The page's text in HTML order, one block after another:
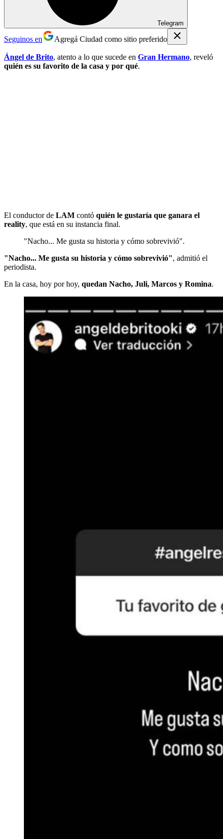
Telegram
Seguinos en Agregá Ciudad como sitio preferido
Ángel de Brito, atento a lo que sucede en Gran Hermano, reveló
quién es su favorito de la casa y por qué.
El conductor de LAM contó quién le gustaría que ganara el
reality, que está en su instancia final.
"Nacho... Me gusta su historia y cómo sobrevivió".
"Nacho... Me gusta su historia y cómo sobrevivió", admitió el
periodista.
En la casa, hoy por hoy, quedan Nacho, Juli, Marcos y Romina.